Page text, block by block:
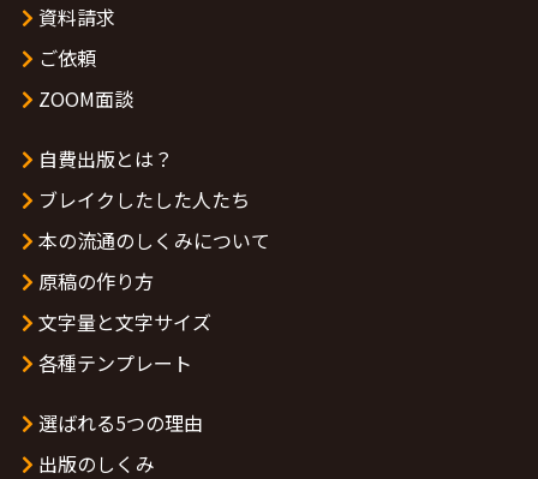
資料請求
ご依頼
ZOOM面談
自費出版とは？
ブレイクしたした人たち
本の流通のしくみについて
原稿の作り方
文字量と文字サイズ
各種テンプレート
選ばれる5つの理由
出版のしくみ